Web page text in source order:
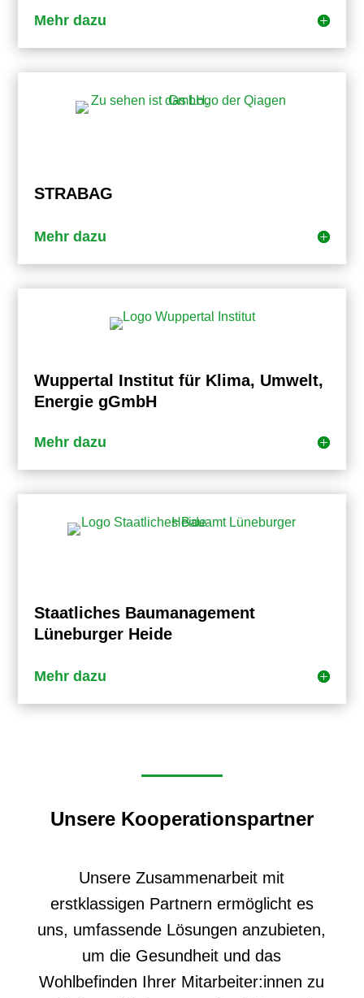
Mehr dazu
STRABAG
Mehr dazu
Wuppertal Institut für Klima, Umwelt,
Energie gGmbH
Mehr dazu
Staatliches Baumanagement
Lüneburger Heide
Mehr dazu
Unsere Kooperationspartner
Unsere Zusammenarbeit mit
erstklassigen Partnern ermöglicht es
uns, umfassende Lösungen anzubieten,
um die Gesundheit und das
Wohlbefinden Ihrer Mitarbeiter:innen zu